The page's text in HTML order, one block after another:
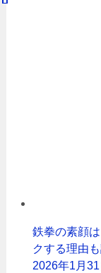
鉄拳の素顔
クする理由
2026年1月31